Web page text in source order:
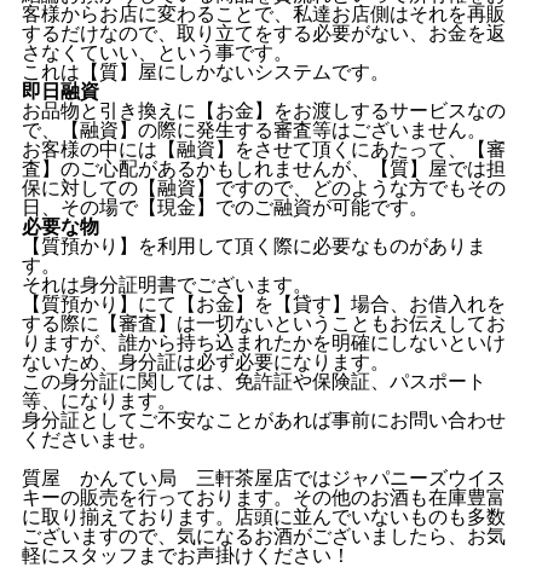
客様からお店に変わることで、私達お店側はそれを再販
するだけなので、取り立てをする必要がない、お金を返
さなくていい、という事です。
これは【質】屋にしかないシステムです。
即日融資
お品物と引き換えに【お金】をお渡しするサービスなの
で、【融資】の際に発生する審査等はございません。
お客様の中には【融資】をさせて頂くにあたって、【審
査】のご心配があるかもしれませんが、【質】屋では担
保に対しての【融資】ですので、どのような方でもその
日、その場で【現金】でのご融資が可能です。
必要な物
【質預かり】を利用して頂く際に必要なものがありま
す。
それは身分証明書でございます。
【質預かり】にて【お金】を【貸す】場合、お借入れを
する際に【審査】は一切ないということもお伝えしてお
りますが、誰から持ち込まれたかを明確にしないといけ
ないため、身分証は必ず必要になります。
この身分証に関しては、免許証や保険証、パスポート
等、になります。
身分証としてご不安なことがあれば事前にお問い合わせ
くださいませ。
質屋 かんてい局 三軒茶屋店ではジャパニーズウイス
キーの販売を行っております。その他のお酒も在庫豊富
に取り揃えております。店頭に並んでいないものも多数
ございますので、気になるお酒がございましたら、お気
軽にスタッフまでお声掛けください！